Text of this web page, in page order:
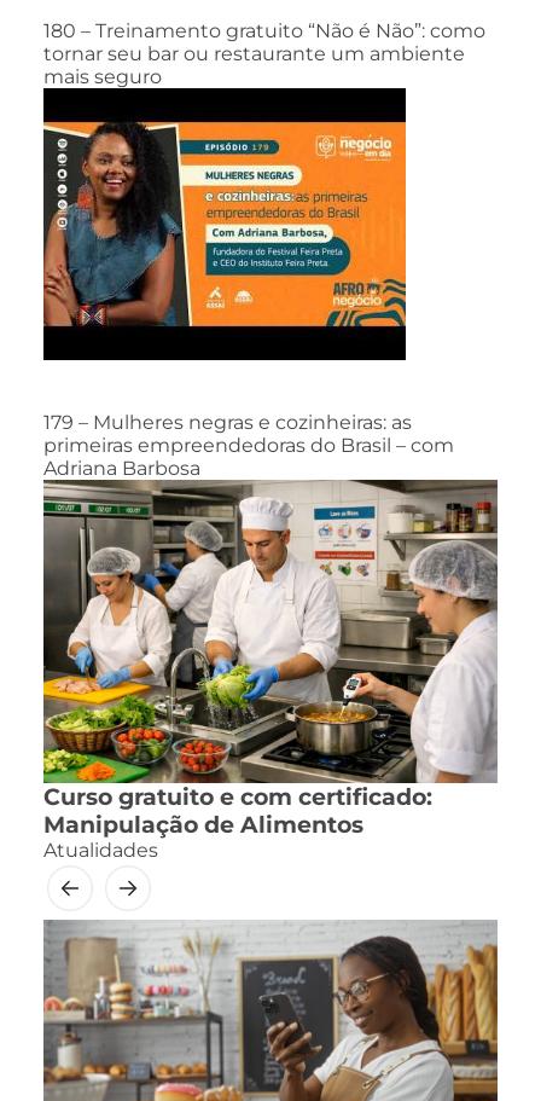
180 – Treinamento gratuito “Não é Não”: como
tornar seu bar ou restaurante um ambiente
mais seguro
179 – Mulheres negras e cozinheiras: as
primeiras empreendedoras do Brasil – com
Adriana Barbosa
Curso gratuito e com certificado:
Manipulação de Alimentos
Atualidades